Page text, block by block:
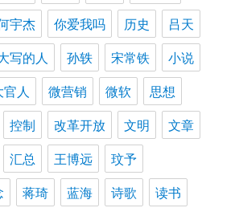
宇杰 你爱我吗 历史
吕天
写的人 孙轶 宋常铁
小说
人 微营销 微软
思想
控制 改革开放 文明
文章
汇总 王博远
玟予
蒋琦 蓝海 诗歌
读书